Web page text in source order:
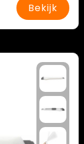
Bekijk